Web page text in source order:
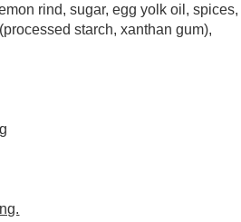
rind, sugar, egg yolk oil, spices,
starch, xanthan gum),